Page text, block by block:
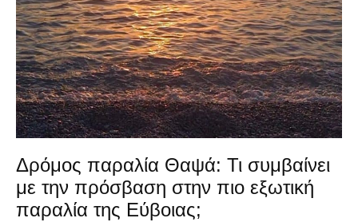
Δρόμος παραλία Θαψά: Τι συμβαίνει
με την πρόσβαση στην πιο εξωτική
παραλία της Εύβοιας;